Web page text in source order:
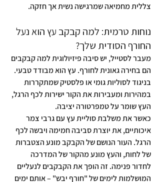
צללית מחמיאה שמרגישה נשית אך חזקה.
נוחות טרמית: למה קבקב עץ הוא נעל
החורף הסודית שלך?
מעבר לסטייל, יש סיבה פיזיולוגית למה קבקבים
הם בחירה גאונית לחורף. עץ הוא מבודד טבעי.
בניגוד לסוליות גומי או פלסטיק שמתקררות
במהירות ומעבירות את הקור ישירות לכף הרגל,
העץ שומר על טמפרטורה יציבה.
כאשר את משלבת סוליית עץ עם גרבי צמר
איכותיים, את יוצרת סביבה חמימה ויבשה לכף
הרגל. העור הנושם של הקבקב מונע הצטברות
של לחות, והעץ מונע מהקור של המדרכה
לחדור פנימה. זה הופך את הקבקבים לנעליים
המושלמות לימים של "חורף יבש" – אותם ימים